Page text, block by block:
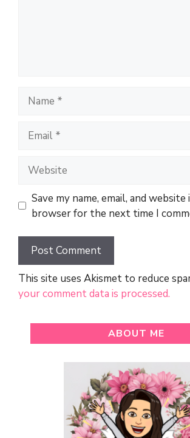
Name
Email
Website
Save my name, email, and website
browser for the next time I
This site uses Akismet to reduce
your comment data is processed.
ABOUT ME